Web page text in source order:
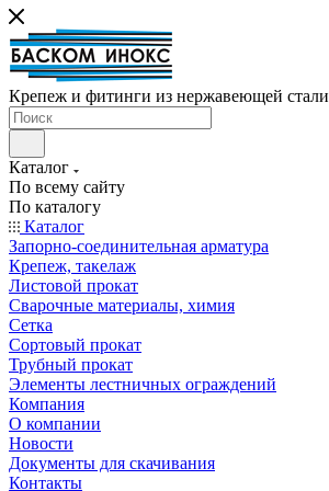
Крепеж и фитинги из нержавеющей стали
Каталог
По всему сайту
По каталогу
Каталог
Запорно-соединительная арматура
Крепеж, такелаж
Листовой прокат
Сварочные материалы, химия
Сетка
Сортовый прокат
Трубный прокат
Элементы лестничных ограждений
Компания
О компании
Новости
Документы для скачивания
Контакты